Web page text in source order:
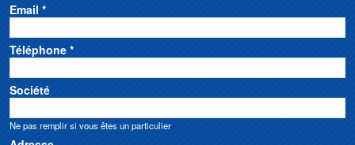
Email *
Téléphone *
Société
Ne pas remplir si vous êtes un particulier